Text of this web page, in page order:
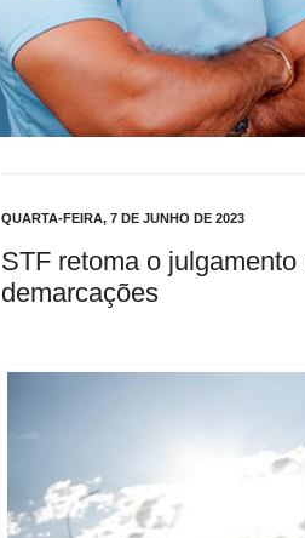
QUARTA-FEIRA, 7 DE JUNHO DE 2023
STF retoma o
demarcações